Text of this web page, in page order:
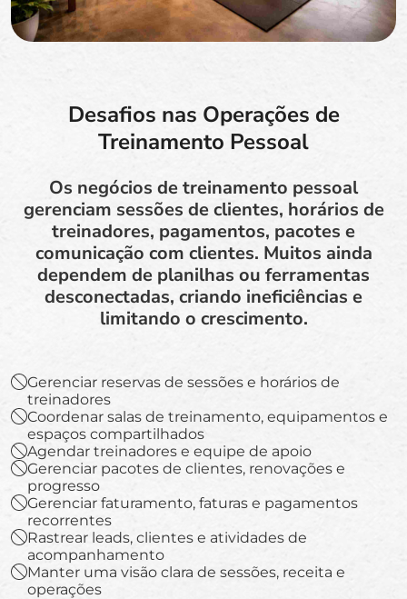
Desafios nas Operações de
Treinamento Pessoal
Os negócios de treinamento pessoal
gerenciam sessões de clientes, horários de
treinadores, pagamentos, pacotes e
comunicação com clientes. Muitos ainda
dependem de planilhas ou ferramentas
desconectadas, criando ineficiências e
limitando o crescimento.
Gerenciar reservas de sessões e horários de
treinadores
Coordenar salas de treinamento, equipamentos e
espaços compartilhados
Agendar treinadores e equipe de apoio
Gerenciar pacotes de clientes, renovações e
progresso
Gerenciar faturamento, faturas e pagamentos
recorrentes
Rastrear leads, clientes e atividades de
acompanhamento
Manter uma visão clara de sessões, receita e
operações